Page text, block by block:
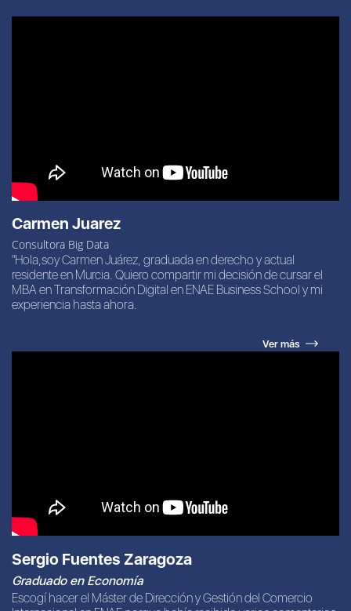
Carmen Juarez
Consultora Big Data
"Hola,soy Carmen Juárez, graduada en derecho y actual
residente en Murcia. Quiero compartir mi decisión de cursar el
MBA en Transformación Digital en ENAE Business School y mi
experiencia hasta ahora.
Ver más
Sergio Fuentes Zaragoza
Graduado en Economía
Escogí hacer el Máster de Dirección y Gestión del Comercio